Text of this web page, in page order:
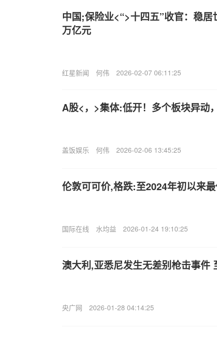
中国;保险业<“>十四五”收官：稳
万亿元
红星新闻 何伟 2026-02-07 06:11:25
A股<，>集体:低开！多个板块异动
盖饭娱乐 何伟 2026-02-06 13:45:25
伦敦可可价,格跌:至2024年初以来
国际在线 水均益 2026-01-24 19:10:25
澳大利,亚悉尼发生无差别枪击事件
央广网 2026-01-28 04:14:25